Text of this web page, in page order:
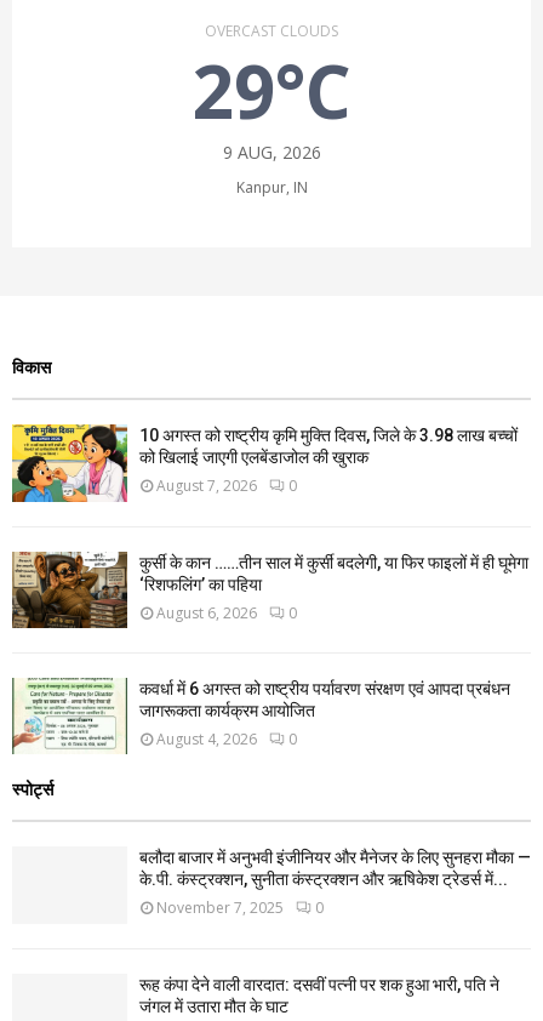
OVERCAST CLOUDS
29°C
9 AUG, 2026
Kanpur, IN
विकास
10 अगस्त को राष्ट्रीय कृमि मुक्ति दिवस, जिले के 3.98 लाख बच्चों
को खिलाई जाएगी एलबेंडाजोल की खुराक
August 7, 2026 0
कुर्सी के कान ……तीन साल में कुर्सी बदलेगी, या फिर फाइलों में ही घूमेगा
‘रिशफलिंग’ का पहिया
August 6, 2026 0
कवर्धा में 6 अगस्त को राष्ट्रीय पर्यावरण संरक्षण एवं आपदा प्रबंधन
जागरूकता कार्यक्रम आयोजित
August 4, 2026 0
स्पोर्ट्स
बलौदा बाजार में अनुभवी इंजीनियर और मैनेजर के लिए सुनहरा मौका —
के.पी. कंस्ट्रक्शन, सुनीता कंस्ट्रक्शन और ऋषिकेश ट्रेडर्स में...
November 7, 2025 0
रूह कंपा देने वाली वारदात: दसवीं पत्नी पर शक हुआ भारी, पति ने
जंगल में उतारा मौत के घाट